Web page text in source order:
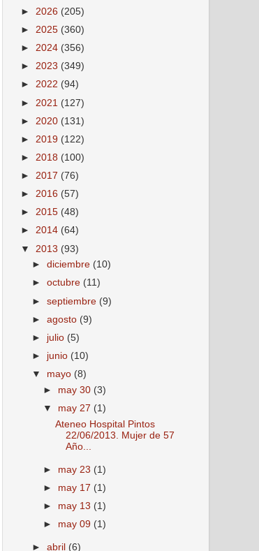
► 2026 (205)
► 2025 (360)
► 2024 (356)
► 2023 (349)
► 2022 (94)
► 2021 (127)
► 2020 (131)
► 2019 (122)
► 2018 (100)
► 2017 (76)
► 2016 (57)
► 2015 (48)
► 2014 (64)
▼ 2013 (93)
►diciembre (10)
►octubre (11)
►septiembre (9)
►agosto (9)
► julio (5)
► junio (10)
▼ mayo (8)
► may 30 (3)
▼ may 27 (1)
Ateneo Hospital Pintos
22/06/2013. Mujer de 57
Año...
► may 23 (1)
► may 17 (1)
► may 13 (1)
► may 09 (1)
►abril (6)